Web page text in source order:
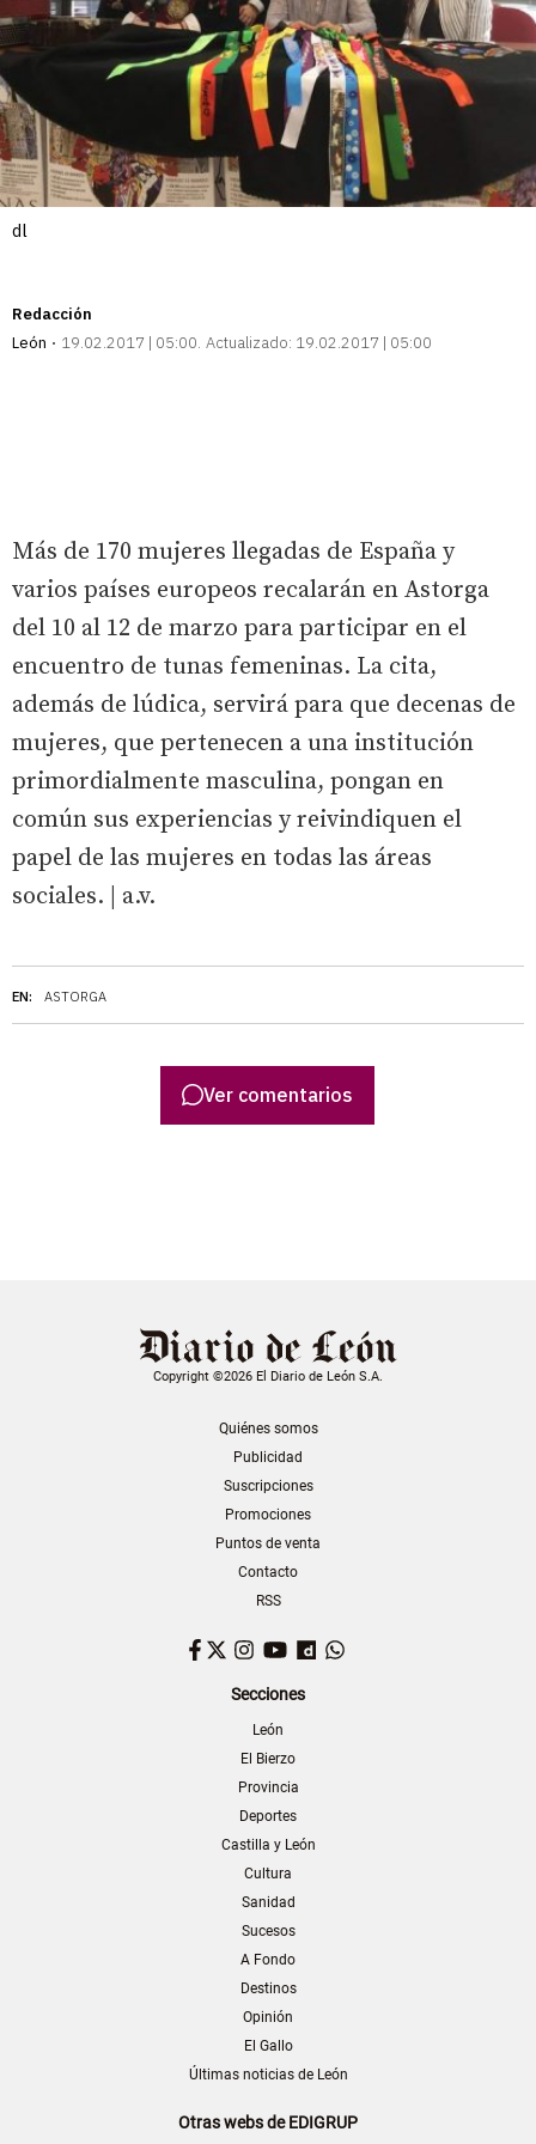
dl
Redacción
León
19.02.2017 | 05:00 Actualizado: 19.02.2017 | 05:00
EN: ASTORGA
Más de 170 mujeres llegadas de España y
varios países europeos recalarán en Astorga
del 10 al 12 de marzo para participar en el
encuentro de tunas femeninas. La cita,
además de lúdica, servirá para que decenas de
mujeres, que pertenecen a una institución
primordialmente masculina, pongan en
común sus experiencias y reivindiquen el
papel de las mujeres en todas las áreas
sociales. | a.v.
Ver comentarios
Copyright ©2026 El Diario de León S.A.
Quiénes somos
Publicidad
Suscripciones
Promociones
Puntos de venta
Contacto
RSS
Facebook
TwitterInstagram
YouTubeDailymotion
Secciones
León
El Bierzo
Provincia
Deportes
Castilla y León
Cultura
Sanidad
Sucesos
A Fondo
Destinos
Opinión
El Gallo
Últimas noticias de León
Otras webs de EDIGRUP